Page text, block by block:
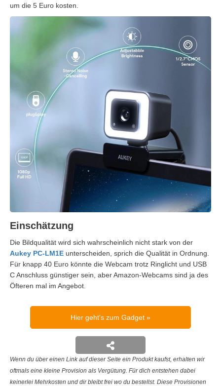
um die 5 Euro kosten.
Einschätzung
Die Bildqualität wird sich wahrscheinlich nicht stark von der
Aukey PC-LM1E unterscheiden, sprich die Qualität in Ordnung.
Für knapp 40 Euro könnte die Webcam trotz Ringlicht und USB
C Anschluss günstiger sein, aber Amazon-Webcams sind ja des
Öfteren mal im Angebot.
Hier geht's zum Gadget
Wenn du über einen Link auf dieser Seite ein Produkt kaufst, erhalten wir
oftmals eine kleine Provision als Vergütung. Für dich entstehen dabei
keinerlei Mehrkosten und dir bleibt frei wo du bestellst. Diese Provisionen